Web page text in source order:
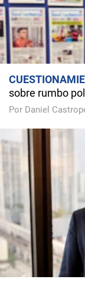
sobre rumbo
Por Daniel